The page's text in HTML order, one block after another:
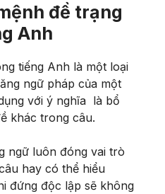
đề trạng
Anh
tiếng Anh là một loại
ngữ pháp của một
với ý nghĩa là bổ
khác trong câu.
ngữ luôn đóng vai trò
hay có thể hiểu
đứng độc lập sẽ không